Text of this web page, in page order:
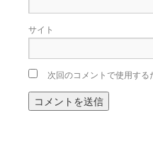
サイト
次回のコメントで使用す